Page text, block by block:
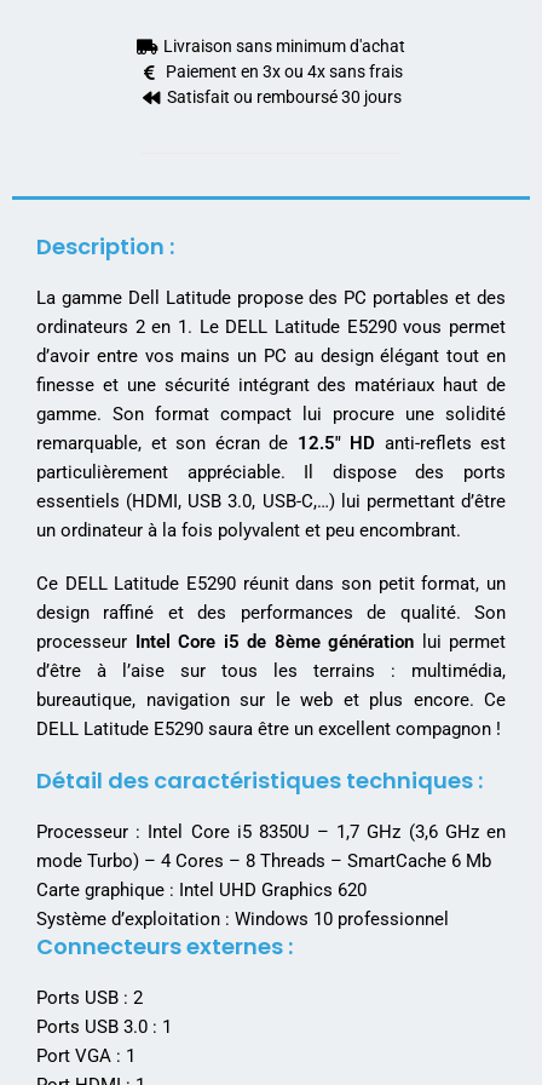
Livraison sans minimum d'achat
Paiement en 3x ou 4x sans frais
Satisfait ou remboursé 30 jours
Description :
La gamme Dell Latitude propose des PC portables et des
ordinateurs 2 en 1. Le DELL Latitude E5290 vous permet
d’avoir entre vos mains un PC au design élégant tout en
finesse et une sécurité intégrant des matériaux haut de
gamme. Son format compact lui procure une solidité
remarquable, et son écran de 12.5″ HD anti-reflets est
particulièrement appréciable. Il dispose des ports
essentiels (HDMI, USB 3.0, USB-C,…) lui permettant d’être
un ordinateur à la fois polyvalent et peu encombrant.
Ce DELL Latitude E5290 réunit dans son petit format, un
design raffiné et des performances de qualité. Son
processeur Intel Core i5 de 8ème génération lui permet
d’être à l’aise sur tous les terrains : multimédia,
bureautique, navigation sur le web et plus encore. Ce
DELL Latitude E5290 saura être un excellent compagnon !
Détail des caractéristiques techniques :
Processeur : Intel Core i5 8350U – 1,7 GHz (3,6 GHz en
mode Turbo) – 4 Cores – 8 Threads – SmartCache 6 Mb
Carte graphique : Intel UHD Graphics 620
Système d’exploitation : Windows 10 professionnel
Connecteurs externes :
Ports USB : 2
Ports USB 3.0 : 1
Port VGA : 1